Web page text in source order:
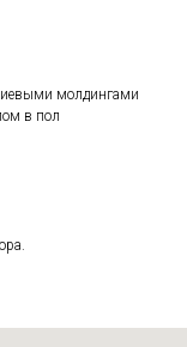
молдингами
в пол